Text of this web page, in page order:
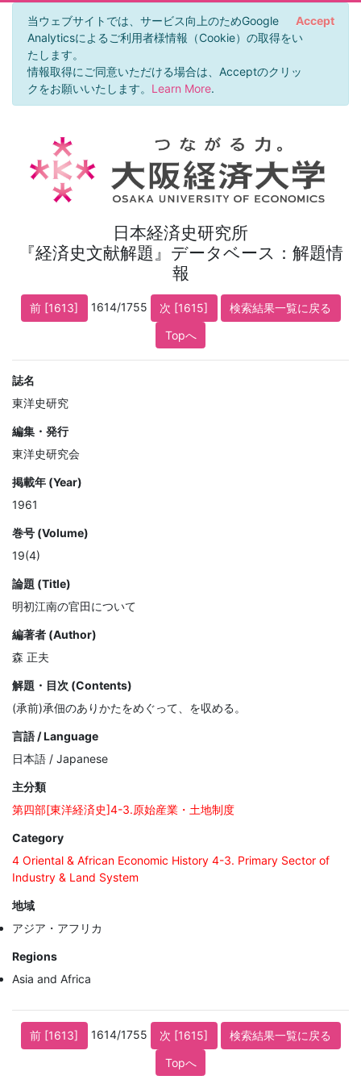
当ウェブサイトでは、サービス向上のためGoogle
Analyticsによるご利用者様情報（Cookie）の取得をい
たします。
情報取得にご同意いただける場合は、Acceptのクリッ
クをお願いいたします。 Learn More.
Accept
日本経済史研究所
『経済史文献解題』データベース：解題情
報
前 [1613] 1614/1755 次 [1615]
検索結果一覧に戻る
Topへ
誌名
東洋史研究
編集・発行
東洋史研究会
掲載年 (Year)
1961
巻号 (Volume)
19(4)
論題 (Title)
明初江南の官田について
編著者 (Author)
森 正夫
解題・目次 (Contents)
(承前)承佃のありかたをめぐって、を収める。
言語 / Language
日本語 / Japanese
主分類
第四部[東洋経済史]4-3.原始産業・土地制度
Category
4 Oriental & African Economic History 4-3. Primary Sector of
Industry & Land System
地域
アジア・アフリカ
Regions
Asia and Africa
前 [1613] 1614/1755 次 [1615]
検索結果一覧に戻る
Topへ